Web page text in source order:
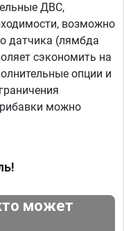
ДВС,
возможно
датчика (лямбда
сэкономить на
опции и
можно
может